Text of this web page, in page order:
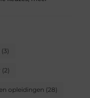
(3)
(2)
opleidingen (28)